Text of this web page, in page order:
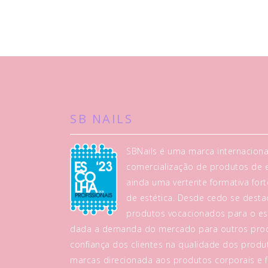
SB NAILS
SBNails é uma marca
comercialização de produtos de
ainda uma vertente formativa
de estética. Desde cedo se
produtos vocacionados para o
dada a demanda do mercado para outros
confiança dos clientes na qualidade dos
marcas direcionada aos produtos corporais e